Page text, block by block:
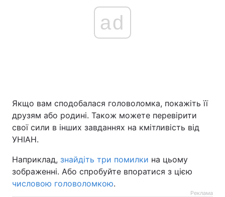
ad
Якщо вам сподобалася головоломка, покажіть її
друзям або родині. Також можете перевірити
свої сили в інших завданнях на кмітливість від
УНІАН.
Наприклад, знайдіть три помилки на цьому
зображенні. Або спробуйте впоратися з цією
числовою головоломкою.
Реклама